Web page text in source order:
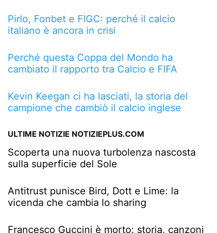
Pirlo, Fonbet e FIGC: perché il calcio
italiano è ancora in crisi
Perché questa Coppa del Mondo ha
cambiato il rapporto tra Calcio e FIFA
Kevin Keegan ci ha lasciati, la storia del
campione che cambiò il calcio inglese
ULTIME NOTIZIE NOTIZIEPLUS.COM
Scoperta una nuova turbolenza nascosta
sulla superficie del Sole
Antitrust punisce Bird, Dott e Lime: la
vicenda che cambia lo sharing
Francesco Guccini è morto: storia, canzoni